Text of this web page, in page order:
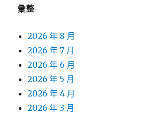
彙整
2026 年 8 月
2026 年 7 月
2026 年 6 月
2026 年 5 月
2026 年 4 月
2026 年 3 月